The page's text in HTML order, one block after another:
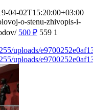
04-02T15:20:00+03:00
o-stenu-zhivopis-i-
500 ₽ 559 1
uploads/
uploads/